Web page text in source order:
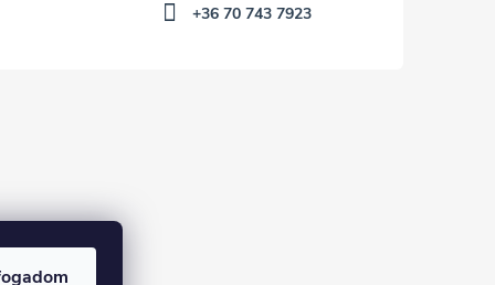
+36 70 743 7923